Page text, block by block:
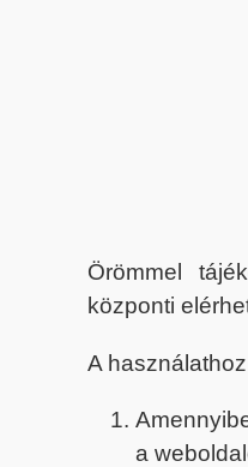
Örömmel
központi
A
a